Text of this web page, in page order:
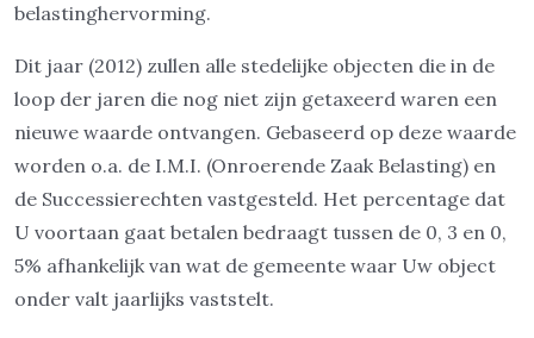
belastinghervorming.
Dit jaar (2012) zullen alle stedelijke objecten die in de
loop der jaren die nog niet zijn getaxeerd waren een
nieuwe waarde ontvangen. Gebaseerd op deze waarde
worden o.a. de I.M.I. (Onroerende Zaak Belasting) en
de Successierechten vastgesteld. Het percentage dat
U voortaan gaat betalen bedraagt tussen de 0, 3 en 0,
5% afhankelijk van wat de gemeente waar Uw object
onder valt jaarlijks vaststelt.